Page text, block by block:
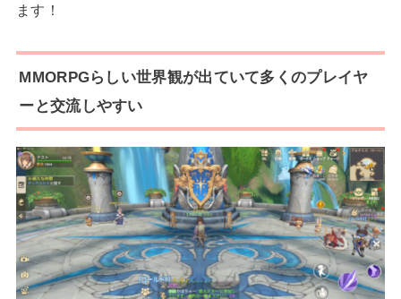
ます！
MMORPGらしい世界観が出ていて多くのプレイヤ
ーと交流しやすい